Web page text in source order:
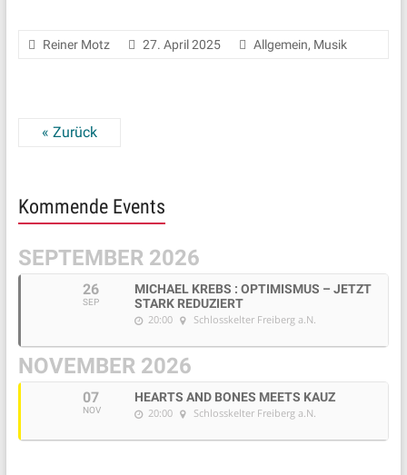
Reiner Motz 27. April 2025 Allgemein, Musik
« Zurück
Kommende Events
SEPTEMBER 2026
26
SEP
MICHAEL KREBS : OPTIMISMUS – JETZT
STARK REDUZIERT
20:00 Schlosskelter Freiberg a.N.
NOVEMBER 2026
07
NOV
HEARTS AND BONES MEETS KAUZ
20:00 Schlosskelter Freiberg a.N.